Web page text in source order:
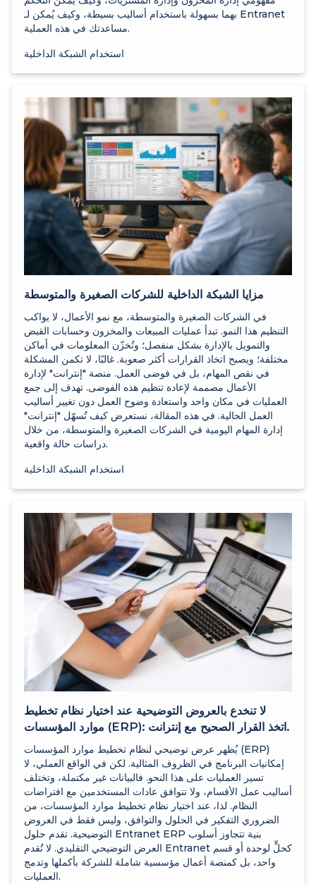
بهما بسهولة باستخدام أساليب بسيطة، وكيف يُمكن لـ Entranet
مساعدتك في هذه العملية.
استخدام الشبكة الداخلية
مزايا الشبكة الداخلية للشركات الصغيرة والمتوسطة
في الشركات الصغيرة والمتوسطة، مع نمو الأعمال، لا يواكب
التنظيم هذا النمو. تبدأ عمليات المبيعات والمخزون وحسابات القبض
والتمويل بالإدارة بشكل منفصل؛ وتُخزّن المعلومات في أماكن
مختلفة؛ ويصبح اتخاذ القرارات أكثر صعوبة. غالبًا، لا تكمن المشكلة
في نقص المهام، بل في فوضى العمل. منصة "إنترانت" لإدارة
الأعمال مصممة لإعادة تنظيم هذه الفوضى. تهدف إلى جمع
العمليات في مكان واحد واستعادة وضوح العمل دون تغيير أساليب
العمل الحالية. في هذه المقالة، نستعرض كيف تُسهّل "إنترانت"
إدارة المهام اليومية في الشركات الصغيرة والمتوسطة، من خلال
دراسات حالة واقعية.
استخدام الشبكة الداخلية
لا تنخدع بالعروض التوضيحية عند اختيار نظام تخطيط
موارد المؤسسات (ERP): اتخذ القرار الصحيح مع إنترانت.
يُظهر عرض توضيحي لنظام تخطيط موارد المؤسسات (ERP)
إمكانيات البرنامج في الظروف المثالية. لكن في الواقع العملي، لا
تسير العمليات على هذا النحو. فالبيانات غير مكتملة، وتختلف
أساليب عمل الأقسام، ولا تتوافق عادات المستخدمين مع افتراضات
النظام. لذا، عند اختيار نظام تخطيط موارد المؤسسات، من
الضروري التفكير في الحلول والتوافق، وليس فقط في العروض
التوضيحية. تقدم حلول Entranet ERP بنية تتجاوز أسلوب
العرض التوضيحي التقليدي. لا تُقدم Entranet كحلٍّ لوحدة أو قسم
واحد، بل كمنصة أعمال مؤسسية شاملة للشركة بأكملها وتدمج
العمليات.